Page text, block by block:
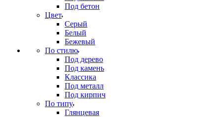
Под бетон
Цвет
Серый
Белый
Бежевый
По стилю
Под дерево
Под камень
Классика
Под металл
Под кирпич
По типу
Глянцевая